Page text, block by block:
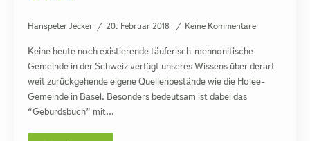
Hanspeter Jecker 20. Februar 2018 Keine Kommentare
Keine heute noch existierende täuferisch-mennonitische
Gemeinde in der Schweiz verfügt unseres Wissens über derart
weit zurückgehende eigene Quellenbestände wie die Holee-
Gemeinde in Basel. Besonders bedeutsam ist dabei das
“Geburdsbuch” mit…